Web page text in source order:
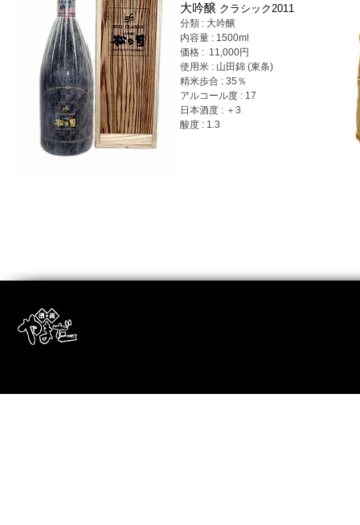
大吟醸 クラシック2011
分類 : 大吟醸
内容量 : 1500ml
価格 : 11,000円
使用米 : 山田錦 (東条)
精米歩合 : 35％
アルコール度 : 17
日本酒度 : ＋3
酸度 : 1.3